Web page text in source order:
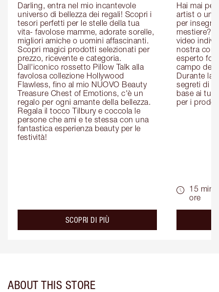
Darling, entra nel mio incantevole
universo di bellezza dei regali! Scopri i
tesori perfetti per le stelle della tua
vita- favolose mamme, adorate sorelle,
migliori amiche o uomini affascinanti.
Scopri magici prodotti selezionati per
prezzo, ricevente e categoria.
Dall'iconico rossetto Pillow Talk alla
favolosa collezione Hollywood
Flawless, fino al mio NUOVO Beauty
Treasure Chest of Emotions, c'è un
regalo per ogni amante della bellezza.
Regala il tocco Tilbury e coccola le
persone che ami e te stessa con una
fantastica esperienza beauty per le
festività!
SCOPRI DI PIÙabout the
Hai mai
artist o un
per
mestiere?
video
nostra
esperto
campo del
Durante la
segreti di
base ai
per i
15 min
ore
ABOUT THIS STORE